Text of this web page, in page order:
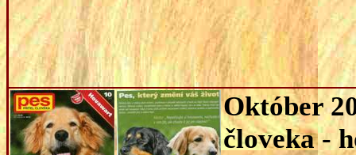
Október
človeka -